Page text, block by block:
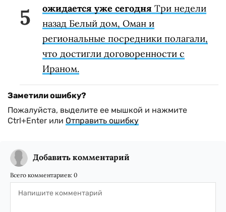
ожидается уже сегодня Три недели
назад Белый дом, Оман и
региональные посредники полагали,
что достигли договоренности с
Ираном.
Заметили ошибку?
Пожалуйста, выделите ее мышкой и нажмите
Ctrl+Enter или Отправить ошибку
Добавить комментарий
Всего комментариев: 0